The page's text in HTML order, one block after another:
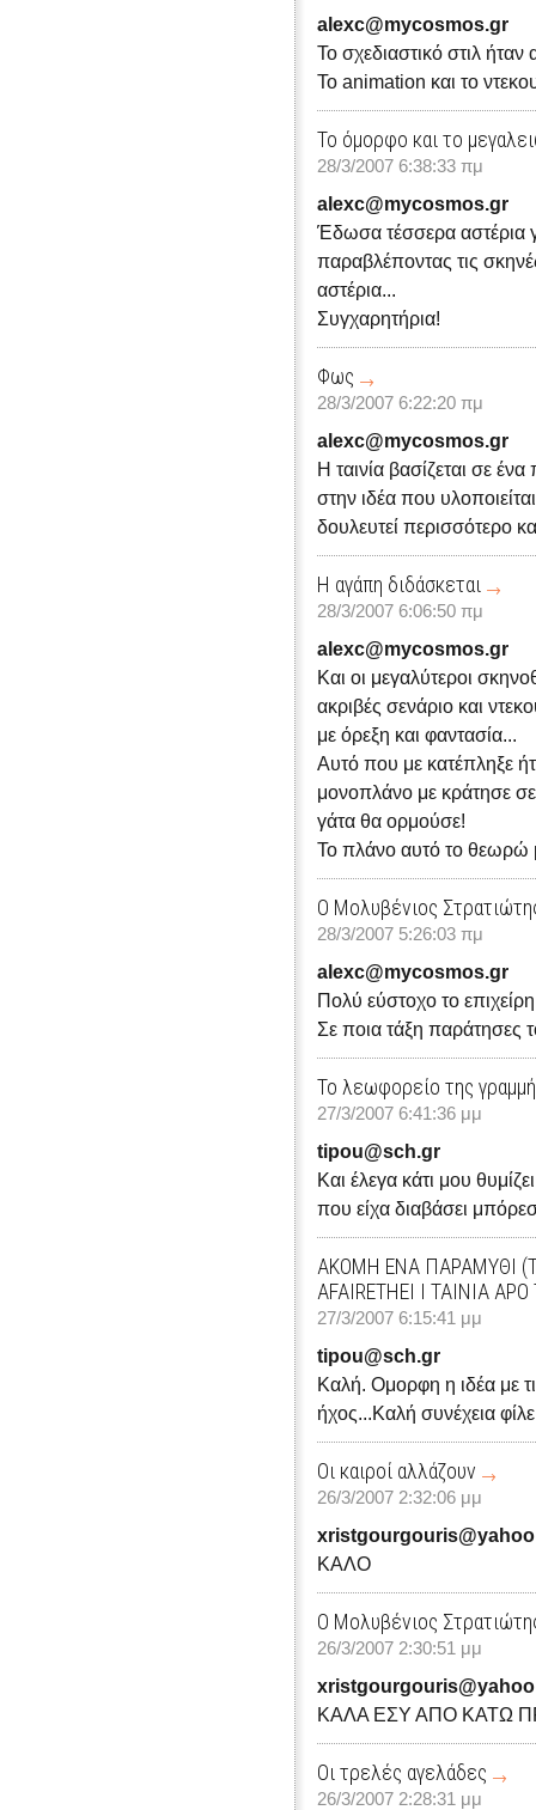
alexc@mycosmos.gr
Το σχεδιαστικό στιλ ήταν
Το animation και το
Το όμορφο και το
28/3/2007 6:38:33 πμ
alexc@mycosmos.gr
Έδωσα τέσσερα αστέρια
παραβλέποντας τις
αστέρια...
Συγχαρητήρια!
Φως
28/3/2007 6:22:20 πμ
alexc@mycosmos.gr
Η ταινία βασίζεται σε
στην ιδέα που
δουλευτεί περισσότερο
Η αγάπη διδάσκεται
28/3/2007 6:06:50 πμ
alexc@mycosmos.gr
Και οι μεγαλύτεροι
ακριβές σενάριο και
με όρεξη και φαντασία...
Αυτό που με κατέπληξε
μονοπλάνο με κράτησε σε
γάτα θα ορμούσε!
Το πλάνο αυτό το θεωρώ
Ο Μολυβένιος
28/3/2007 5:26:03 πμ
alexc@mycosmos.gr
Πολύ εύστοχο το
Σε ποια τάξη παράτησες
Το λεωφορείο της
27/3/2007 6:41:36 μμ
tipou@sch.gr
Και έλεγα κάτι μου
που είχα διαβάσει
ΑΚΟΜH ΕΝΑ ΠΑΡΑΜΥΘΙ
AFAIRETHEI I TAINIA APO
27/3/2007 6:15:41 μμ
tipou@sch.gr
Καλή. Ομορφη η ιδέα με
ήχος...Καλή συνέχεια
Οι καιροί αλλάζουν
26/3/2007 2:32:06 μμ
ΚΑΛΟ
Ο Μολυβένιος
26/3/2007 2:30:51 μμ
ΚΑΛΑ ΕΣΥ ΑΠΟ ΚΑΤΩ
Οι τρελές αγελάδες
26/3/2007 2:28:31 μμ